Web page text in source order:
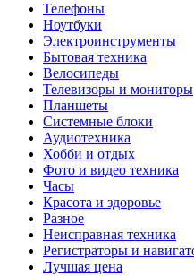
Телефоны
Ноутбуки
Электроинструменты
Бытовая техника
Велосипеды
Телевизоры и мониторы
Планшеты
Системные блоки
Аудиотехника
Хобби и отдых
Фото и видео техника
Часы
Красота и здоровье
Разное
Неисправная техника
Регистраторы и
Лучшая цена